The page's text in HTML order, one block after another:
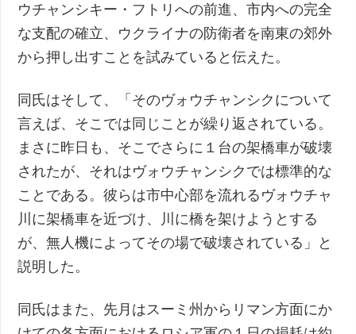
ウチャンシキー・フトリへの前進、市内への完全
な支配の確立、ウクライナの防衛者を南東の郊外
から押し出すことを試みていると伝えた。
同氏はそして、「そのヴォウチャンシクについて
言えば、そこでは同じことが繰り返されている。
まさに昨日も、そこでさらに１台の架橋車が破壊
されたが、それはヴォウチャンシクでは標準的な
ことである。彼らは市中心部を流れるヴォウチャ
川に架橋車を近づけ、川に橋を架けようとする
が、無人機によってその場で破壊されている」と
説明した。
同氏はまた、先月はスーミ州からリマン方面にか